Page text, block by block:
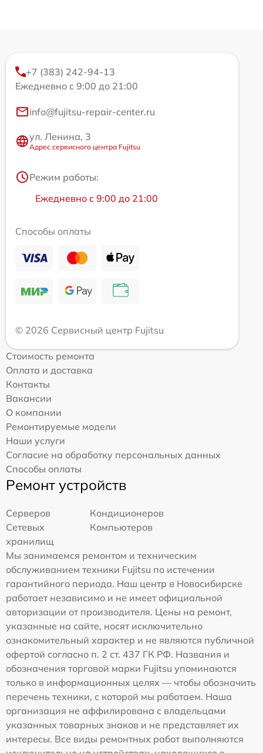
+7 (383) 242-94-13
Ежедневно с 9:00 до 21:00
info@fujitsu-repair-center.ru
ул. Ленина, 3
Адрес сервисного центра Fujitsu
Режим работы:
Ежедневно с 9:00 до 21:00
Способы оплаты
© 2026 Сервисный центр Fujitsu
Стоимость ремонта
Оплата и доставка
Контакты
Вакансии
О компании
Ремонтируемые модели
Наши услуги
Согласие на обработку персональных данных
Способы оплаты
Ремонт устройств
Серверов
Кондиционеров
Сетевых
хранилищ
Компьютеров
Мы занимаемся ремонтом и техническим
обслуживанием техники Fujitsu по истечении
гарантийного периода. Наш центр в Новосибирске
работает независимо и не имеет официальной
авторизации от производителя. Цены на ремонт,
указанные на сайте, носят исключительно
ознакомительный характер и не являются публичной
офертой согласно п. 2 ст. 437 ГК РФ. Названия и
обозначения торговой марки Fujitsu упоминаются
только в информационных целях — чтобы обозначить
перечень техники, с которой мы работаем. Наша
организация не аффилирована с владельцами
указанных товарных знаков и не представляет их
интересы. Все виды ремонтных работ выполняются